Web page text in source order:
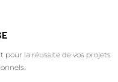
pour la réussite de vos projets